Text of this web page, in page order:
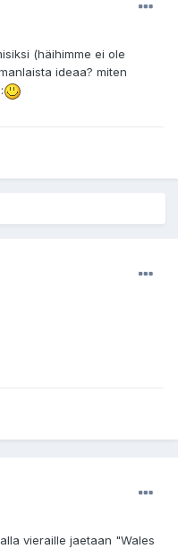
(häihimme ei ole
ideaa? miten
vieraille jaetaan "Wales